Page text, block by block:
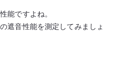
能ですよね。
遮音性能を測定してみましょ